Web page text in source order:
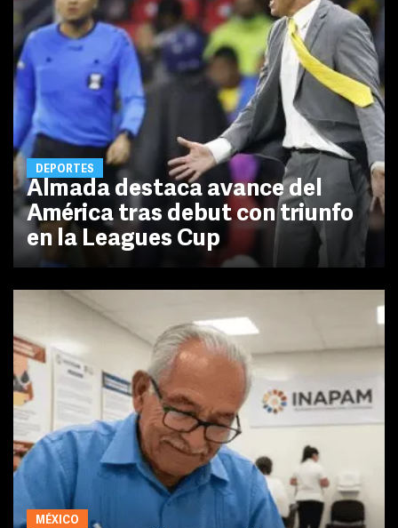
DEPORTES
Almada destaca avance del
América tras debut con triunfo
en la Leagues Cup
MÉXICO